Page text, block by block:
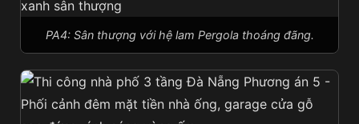
PA4: Sân thượng với hệ lam Pergola thoáng đãng.